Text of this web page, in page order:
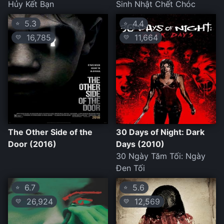
Hủy Kết Bạn Sinh Nhật Chết Chóc
⭐ 5.3
💛 16,785
The Other Side of the
Door (2016)
⭐4.4
💛 11,664
30 Days of Night: Dark
Days (2010)
30 Ngày Tăm Tối: Ngày
Đen Tối
⭐ 6.7
💛 26,924
⭐ 5.6
💛 12,569